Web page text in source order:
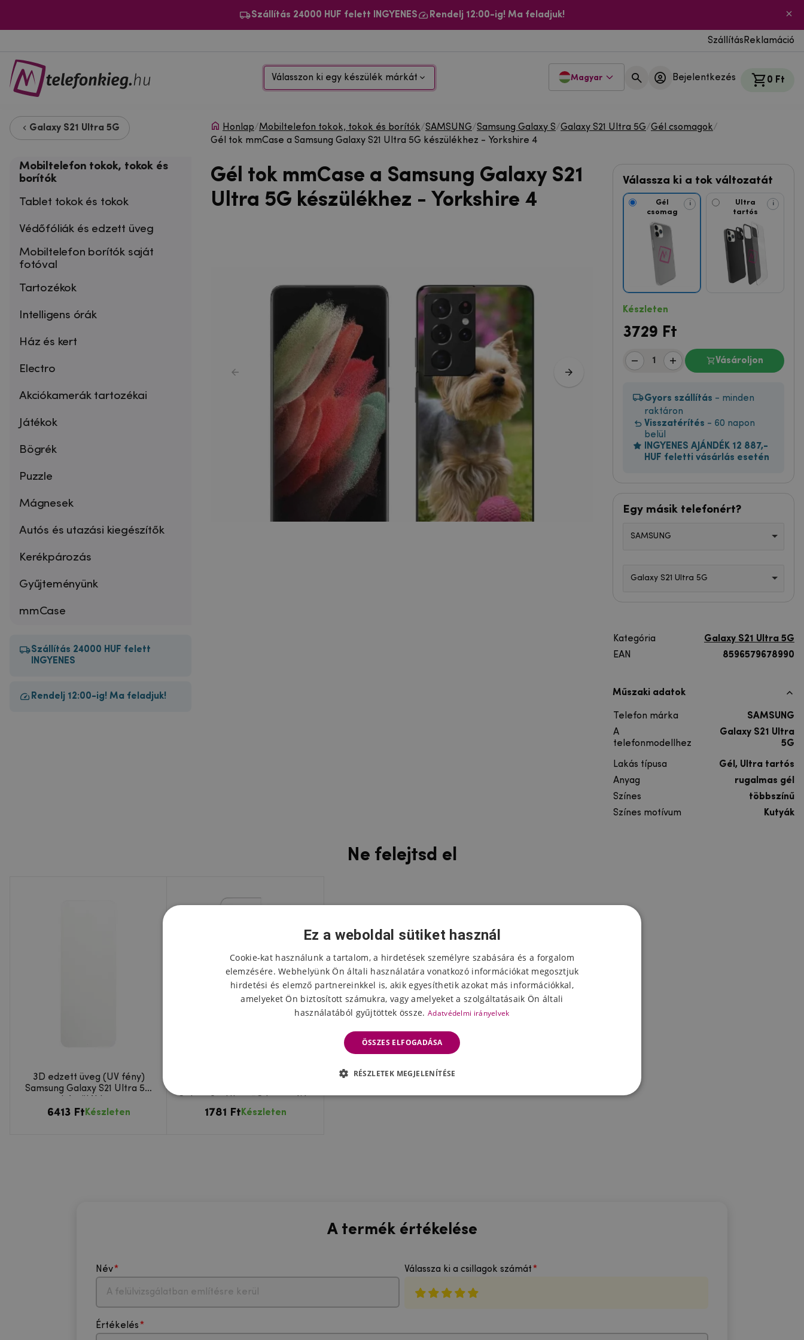
Szállítás 24000 HUF felett INGYENES Rendelj 12:00-ig! Ma feladjuk!
Szállítás Reklamáció
Válasszon ki egy készülék márkát Magyar Bejelentkezés 0 Ft
Galaxy S21 Ultra 5G
Mobiltelefon tokok, tokok és
borítók
Tablet tokok és tokok
Védőfóliák és edzett üveg
Mobiltelefon borítók saját
fotóval
Tartozékok
Intelligens órák
Ház és kert
Electro
Akciókamerák tartozékai
Játékok
Bögrék
Puzzle
Mágnesek
Autós és utazási kiegészítők
Kerékpározás
Gyűjteményünk
mmCase
Szállítás 24000 HUF felett
INGYENES
Rendelj 12:00-ig! Ma feladjuk!
Honlap/Mobiltelefon tokok, tokok és borítók/SAMSUNG/Samsung Galaxy S/Galaxy S21 Ultra 5G/Gél csomagok/
Gél tok mmCase a Samsung Galaxy S21 Ultra 5G készülékhez - Yorkshire 4
Gél tok mmCase a Samsung Galaxy S21
Ultra 5G készülékhez - Yorkshire 4
Válassza ki a tok változatát
Gél
csomag
i
Ultra
tartós
i
Készleten
3729 Ft
Vásároljon
Gyors szállítás - minden
raktáron
Visszatérítés - 60 napon
belül
INGYENES AJÁNDÉK 12 887,-
HUF feletti vásárlás esetén
Egy másik telefonért?
SAMSUNG
Galaxy S21 Ultra 5G
Kategória
Galaxy S21 Ultra 5G
EAN
8596579678990
Műszaki adatok
Telefon márka
SAMSUNG
A
telefonmodellhez
Galaxy S21 Ultra
5G
Lakás típusa
Gél, Ultra tartós
Anyag
rugalmas gél
Színes
többszínű
Színes motívum
Kutyák
Ne felejtsd el
3D edzett üveg (UV fény)
Samsung Galaxy S21 Ultra 5G
6413 Ft Készleten 1781 Ft Készleten
A termék értékelése
Név Válassza ki a csillagok számát
Értékelés
Ez a weboldal sütiket használ
Cookie-kat használunk a tartalom, a hirdetések személyre szabására és a forgalom
elemzésére. Webhelyünk Ön általi használatára vonatkozó információkat megosztjuk
hirdetési és elemző partnereinkkel is, akik egyesíthetik azokat más információkkal,
amelyeket Ön biztosított számukra, vagy amelyeket a szolgáltatásaik Ön általi
használatából gyűjtöttek össze. Adatvédelmi irányelvek
ÖSSZES ELFOGADÁSA
RÉSZLETEK MEGJELENÍTÉSE